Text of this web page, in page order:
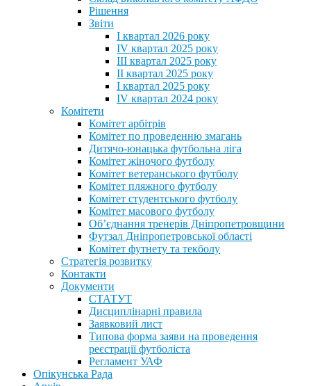
Рішення
Звіти
I квартал 2026 року
IV квартал 2025 року
III квартал 2025 року
II квартал 2025 року
I квартал 2025 року
IV квартал 2024 року
Комітети
Комітет арбітрів
Комітет по проведенню змагань
Дитячо-юнацька футбольна ліга
Комітет жіночого футболу
Комітет ветеранського футболу
Комітет пляжного футболу
Комітет студентського футболу
Комітет масового футболу
Обʼєднання тренерів Дніпропетровщини
Футзал Дніпропетровської області
Комітет футнету та текболу
Стратегія розвитку
Контакти
Документи
СТАТУТ
Дисциплінарні правила
Заявковий лист
Типова форма заяви на проведення
реєстрації футболіста
Регламент УАФ
Опікунська Рада